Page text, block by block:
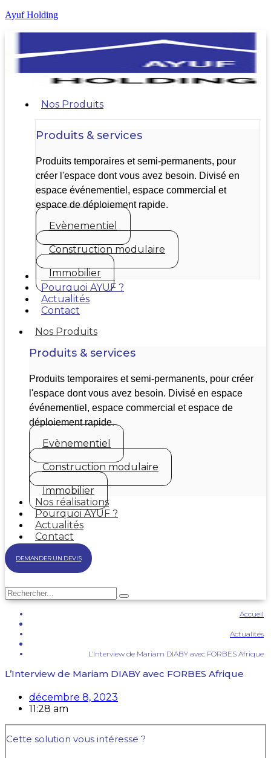
Ayuf Holding
Nos Produits
Produits & services
Produits temporaires et semi-permanents, pour
créer l'espace dont vous avez besoin. Divisé en
espace événementiel, espace commercial et
espace de déploiement rapide.
Evènementiel
Construction modulaire
Immobilier
Nos réalisations
Pourquoi AYUF ?
Actualités
Contact
Nos Produits
Produits & services
Produits temporaires et semi-permanents, pour créer
l'espace dont vous avez besoin. Divisé en espace
événementiel, espace commercial et espace de
déploiement rapide.
Evènementiel
Construction modulaire
Immobilier
Nos réalisations
Pourquoi AYUF ?
Actualités
Contact
DEMANDER UN DEVIS
Accueil
Actualités
L’Interview de Mariam DIABY avec FORBES Afrique
L’Interview de Mariam DIABY avec FORBES Afrique
décembre 8, 2023
11:28 am
Cette solution vous intéresse ?